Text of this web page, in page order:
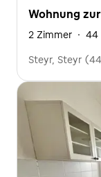
Wohnung
2 Zimmer · 44
Steyr, Steyr